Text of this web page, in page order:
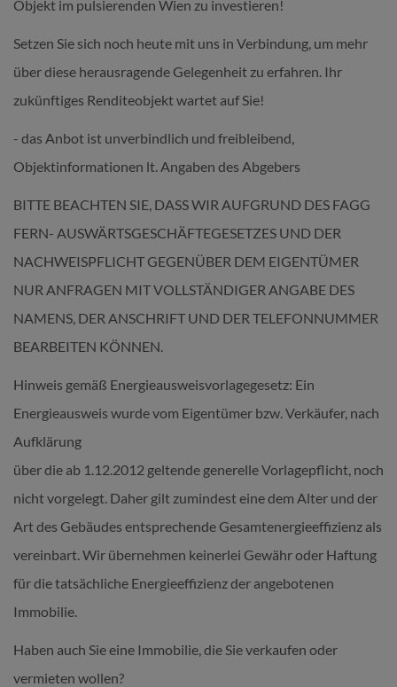
Objekt im pulsierenden Wien zu investieren!
Setzen Sie sich noch heute mit uns in Verbindung, um mehr
über diese herausragende Gelegenheit zu erfahren. Ihr
zukünftiges Renditeobjekt wartet auf Sie!
- das Anbot ist unverbindlich und freibleibend,
Objektinformationen lt. Angaben des Abgebers
BITTE BEACHTEN SIE, DASS WIR AUFGRUND DES FAGG
FERN- AUSWÄRTSGESCHÄFTEGESETZES UND DER
NACHWEISPFLICHT GEGENÜBER DEM EIGENTÜMER
NUR ANFRAGEN MIT VOLLSTÄNDIGER ANGABE DES
NAMENS, DER ANSCHRIFT UND DER TELEFONNUMMER
BEARBEITEN KÖNNEN.
Hinweis gemäß Energieausweisvorlagegesetz: Ein
Energieausweis wurde vom Eigentümer bzw. Verkäufer, nach
Aufklärung
über die ab 1.12.2012 geltende generelle Vorlagepflicht, noch
nicht vorgelegt. Daher gilt zumindest eine dem Alter und der
Art des Gebäudes entsprechende Gesamtenergieeffizienz als
vereinbart. Wir übernehmen keinerlei Gewähr oder Haftung
für die tatsächliche Energieeffizienz der angebotenen
Immobilie.
Haben auch Sie eine Immobilie, die Sie verkaufen oder
vermieten wollen?